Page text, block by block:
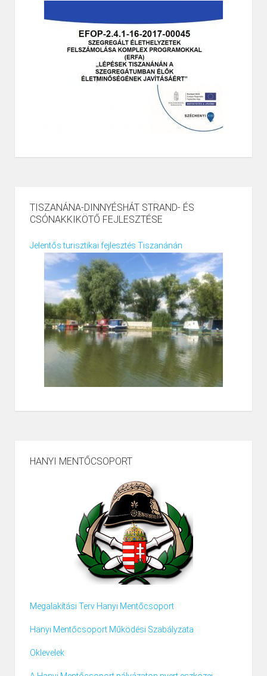
TISZANÁNA-DINNYÉSHÁT STRAND- ÉS
CSÓNAKKIKÖTŐ FEJLESZTÉSE
Jelentős turisztikai fejlesztés Tiszanánán
HANYI MENTŐCSOPORT
Megalakítási Terv Hanyi Mentőcsoport
Hanyi Mentőcsoport Működési Szabályzata
Oklevelek